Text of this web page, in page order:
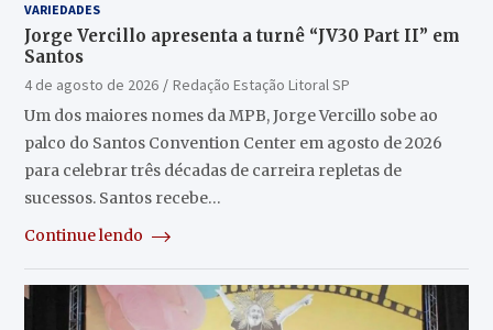
VARIEDADES
Jorge Vercillo apresenta a turnê “JV30 Part II” em
Santos
4 de agosto de 2026
Redação Estação Litoral SP
Um dos maiores nomes da MPB, Jorge Vercillo sobe ao
palco do Santos Convention Center em agosto de 2026
para celebrar três décadas de carreira repletas de
sucessos. Santos recebe…
Continue lendo